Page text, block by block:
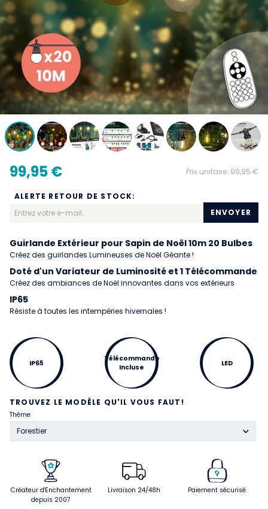
99,95 € Prix unitaire: 99,95 €
ALERTE RETOUR DE STOCK:
ENVOYER
Guirlande Extérieur pour Sapin de Noël 10m 20 Bulbes
Créez des guirlandes Lumineuses de Noël Géante !
Doté d'un Variateur de Luminosité et 1 Télécommande
Créez des ambiances de Noël innovantes dans vos extérieurs
IP65
Résiste à toutes les intempéries hivernales !
TROUVEZ LE MODÈLE QU'IL VOUS FAUT!
Thème
Forestier
IP65
Télécommande
Incluse
LED
Créateur d'Enchantement
depuis 2007
Livraison 24/48h Paiement sécurisé